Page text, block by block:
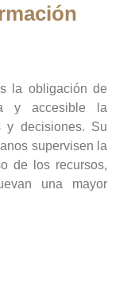
la obligación de
y accesible la
y decisiones. Su
supervisen la
de los recursos,
una mayor